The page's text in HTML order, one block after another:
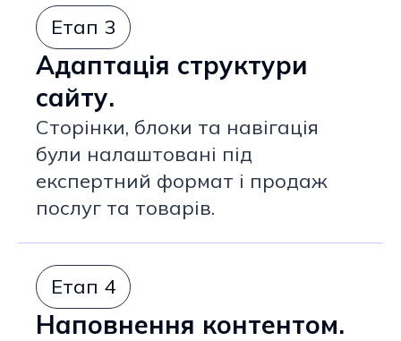
Етап 3
Адаптація структури
сайту.
Сторінки, блоки та навігація
були налаштовані під
експертний формат і продаж
послуг та товарів.
Етап 4
Наповнення контентом.